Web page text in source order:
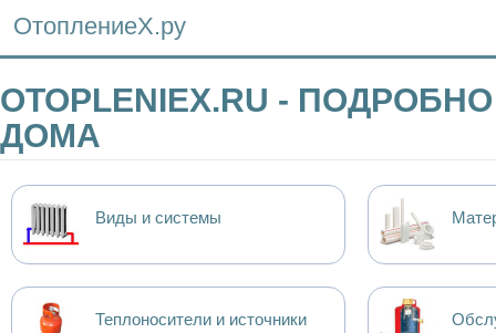
ОтоплениеХ.ру
OTOPLENIEX.RU -
ДОМА
Виды и системы
Теплоносители и источники